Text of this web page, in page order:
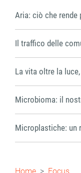
Aria: ciò che
Il traffico delle
La vita oltre la
Microbioma: il
Microplastiche: un
Briciole